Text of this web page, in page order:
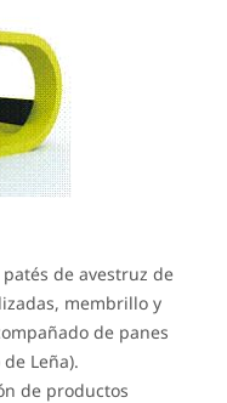
de avestruz de
membrillo y
de panes
Leña).
de productos